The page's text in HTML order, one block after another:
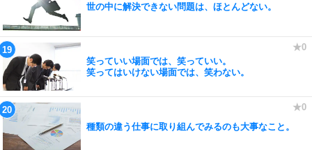
世の中に解決できない問題は、ほとんどない。
笑っていい場面では、笑っていい。
笑ってはいけない場面では、笑わない。
種類の違う仕事に取り組んでみるのも大事なこと。